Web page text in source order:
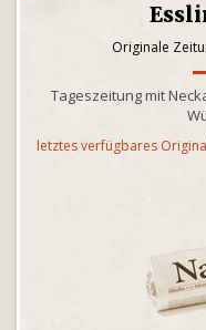
Originale
Tageszeitung mit
letztes verfügbares